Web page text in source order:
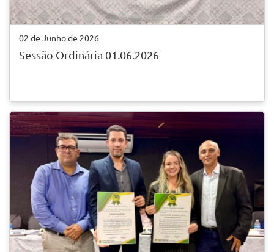
02 de Junho de 2026
Sessão Ordinária 01.06.2026